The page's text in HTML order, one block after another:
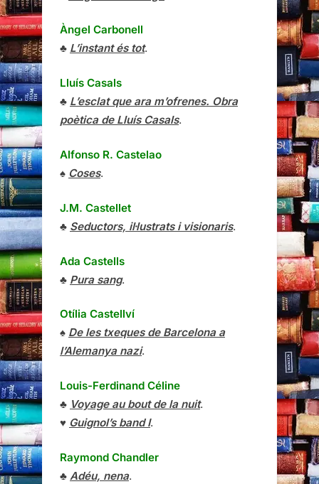
Àngel Carbonell
♣ L’instant és tot.
Lluís Casals
♣ L’esclat que ara m’ofrenes. Obra
poètica de Lluís Casals.
Alfonso R. Castelao
♠ Coses.
J.M. Castellet
♣ Seductors, il·lustrats i visionaris.
Ada Castells
♣ Pura sang.
Otília Castellví
♠ De les txeques de Barcelona a
l’Alemanya nazi.
Louis-Ferdinand Céline
♣ Voyage au bout de la nuit.
♥ Guignol’s band I.
Raymond Chandler
♣ Adéu, nena.